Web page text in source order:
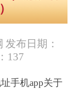
发布日期：
137
手机app关于